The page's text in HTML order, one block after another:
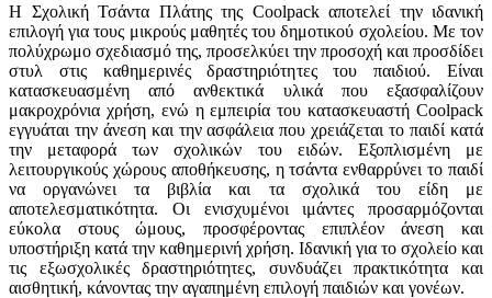
Η Σχολική Τσάντα Πλάτης της Coolpack αποτελεί την ιδανική
επιλογή για τους μικρούς μαθητές του δημοτικού σχολείου. Με τον
πολύχρωμο σχεδιασμό της, προσελκύει την προσοχή και προσδίδει
στυλ στις καθημερινές δραστηριότητες του παιδιού. Είναι
κατασκευασμένη από ανθεκτικά υλικά που εξασφαλίζουν
μακροχρόνια χρήση, ενώ η εμπειρία του κατασκευαστή Coolpack
εγγυάται την άνεση και την ασφάλεια που χρειάζεται το παιδί κατά
την μεταφορά των σχολικών του ειδών. Εξοπλισμένη με
λειτουργικούς χώρους αποθήκευσης, η τσάντα ενθαρρύνει το παιδί
να οργανώνει τα βιβλία και τα σχολικά του είδη με
αποτελεσματικότητα. Οι ενισχυμένοι ιμάντες προσαρμόζονται
εύκολα στους ώμους, προσφέροντας επιπλέον άνεση και
υποστήριξη κατά την καθημερινή χρήση. Ιδανική για το σχολείο και
τις εξωσχολικές δραστηριότητες, συνδυάζει πρακτικότητα και
αισθητική, κάνοντας την αγαπημένη επιλογή παιδιών και γονέων.